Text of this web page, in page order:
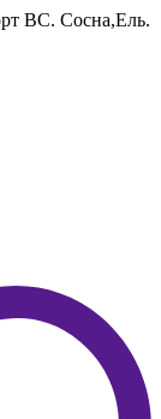
ВС. Сосна,Ель.